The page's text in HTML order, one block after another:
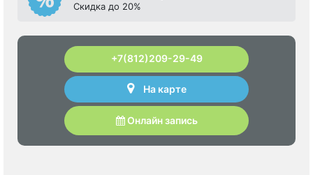
Cкидка до 20%
+7(812)209-29-49
На карте
Онлайн запись